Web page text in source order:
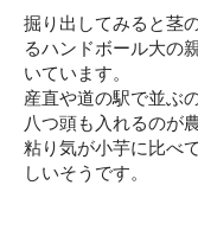
掘り出してみると茎
るハンドボール大の
いています。
産直や道の駅で並ぶ
八つ頭も入れるのが
粘り気が小芋に比べ
しいそうです。